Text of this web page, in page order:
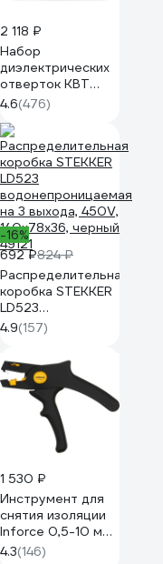
2 118 ₽
Набор
диэлектрических
отверток КВТ
Профи НИО-09
78620
4.6(476)
-16%
692 ₽824 ₽
Распределительная
коробка STEKKER
LD523
водонепроницаемая
на 3 выхода, 450V,
140x78x36, черный
49121
4.9(157)
1 530 ₽
Инструмент для
снятия изоляции
Inforce 0,5-10 мм2
06-19-14
4.3(146)